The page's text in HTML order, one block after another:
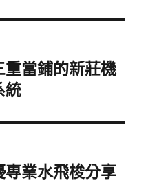
當鋪的新莊機
統
專業水飛梭分享